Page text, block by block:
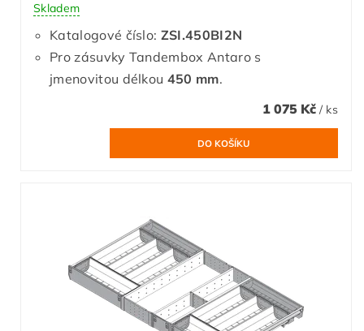
Skladem
Katalogové číslo: ZSI.450BI2N
Pro zásuvky Tandembox Antaro s
jmenovitou délkou 450 mm.
1 075 Kč / ks